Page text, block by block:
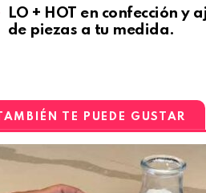
LO + HOT en confección y
de piezas a tu medida.
TAMBIÉN TE PUEDE GUSTAR